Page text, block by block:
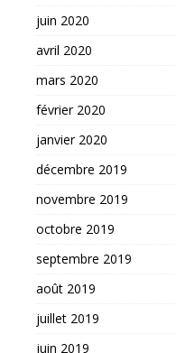
juin 2020
avril 2020
mars 2020
février 2020
janvier 2020
décembre 2019
novembre 2019
octobre 2019
septembre 2019
août 2019
juillet 2019
juin 2019